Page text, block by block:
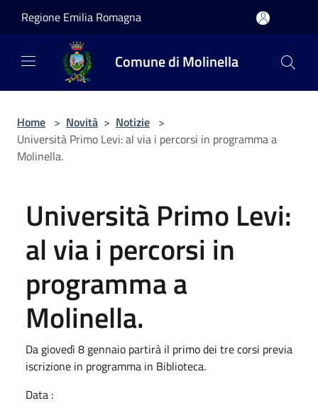
Regione Emilia Romagna
Comune di Molinella
Home > Novità > Notizie >
Università Primo Levi: al via i percorsi in programma a
Molinella.
Università Primo Levi:
al via i percorsi in
programma a
Molinella.
Da giovedì 8 gennaio partirà il primo dei tre corsi previa
iscrizione in programma in Biblioteca.
Data :